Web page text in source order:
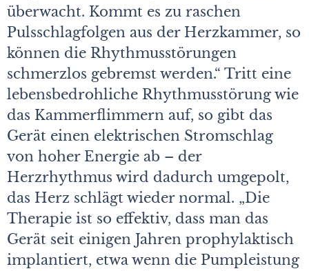
überwacht. Kommt es zu raschen
Pulsschlagfolgen aus der Herzkammer, so
können die Rhythmusstörungen
schmerzlos gebremst werden.“ Tritt eine
lebensbedrohliche Rhythmusstörung wie
das Kammerflimmern auf, so gibt das
Gerät einen elektrischen Stromschlag
von hoher Energie ab – der
Herzrhythmus wird dadurch umgepolt,
das Herz schlägt wieder normal. „Die
Therapie ist so effektiv, dass man das
Gerät seit einigen Jahren prophylaktisch
implantiert, etwa wenn die Pumpleistung